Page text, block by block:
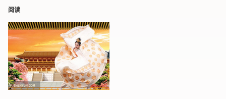
阅读